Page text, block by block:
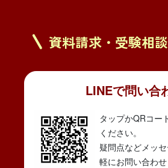
資料請求・受験相
LINEで問い合
タップかQRコー
ください。
疑問点などメッ
軽にお問い合わせ